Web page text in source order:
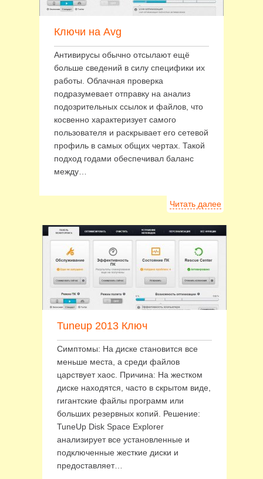
Ключи на Avg
Антивирусы обычно отсылают ещё
больше сведений в силу специфики их
работы. Облачная проверка
подразумевает отправку на анализ
подозрительных ссылок и файлов, что
косвенно характеризует самого
пользователя и раскрывает его сетевой
профиль в самых общих чертах. Такой
подход годами обеспечивал баланс
между…
Читать далее
Tuneup 2013 Ключ
Симптомы: На диске становится все
меньше места, а среди файлов
царствует хаос. Причина: На жестком
диске находятся, часто в скрытом виде,
гигантские файлы программ или
больших резервных копий. Решение:
TuneUp Disk Space Explorer
анализирует все установленные и
подключенные жесткие диски и
предоставляет…